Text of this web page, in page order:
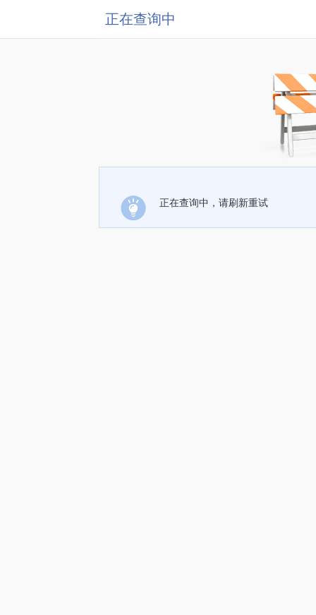
正在查询中
正在查询中，请刷新重试